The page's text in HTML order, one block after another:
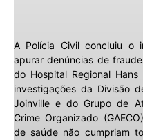
A Polícia Civil concluiu o
apurar denúncias de
do Hospital Regional
investigações da Divisão
Joinville e do Grupo de
Crime Organizado
de saúde não cumpriam